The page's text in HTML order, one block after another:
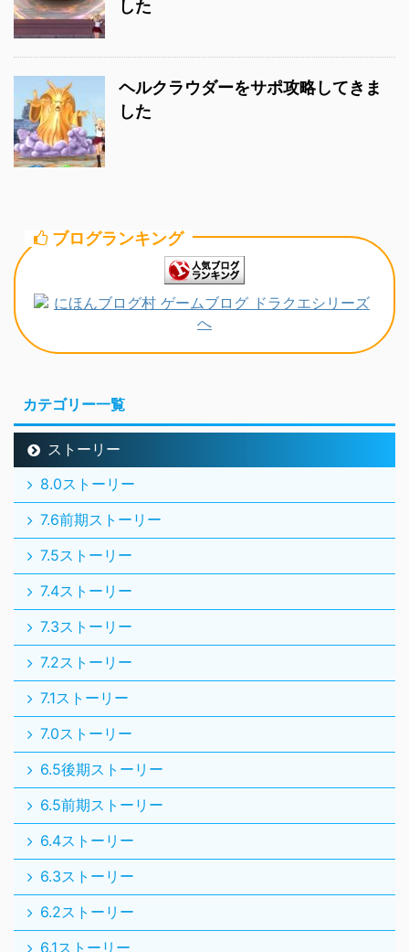
した
ヘルクラウダーをサポ攻略してきま
した
ブログランキング
カテゴリー一覧
ストーリー
8.0ストーリー
7.6前期ストーリー
7.5ストーリー
7.4ストーリー
7.3ストーリー
7.2ストーリー
7.1ストーリー
7.0ストーリー
6.5後期ストーリー
6.5前期ストーリー
6.4ストーリー
6.3ストーリー
6.2ストーリー
6.1ストーリー